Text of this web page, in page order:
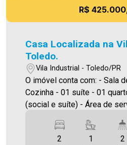
R$
Casa Localizada na
Toledo.
Vila Industrial - Toledo/PR
O imóvel conta com: - Sala
Cozinha - 01 suíte - 01
(social e suíte) - Área de
60,00m² Área de terreno 102,40m² A
Ativa possui hoje uma das
2 1 2